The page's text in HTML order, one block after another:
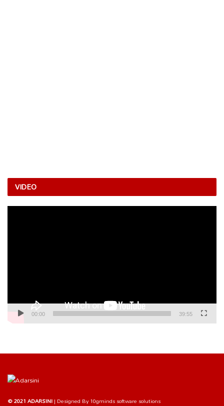
VIDEO
00:00 39:55
© 2021 ADARSINI| Designed By10gminds software solutions